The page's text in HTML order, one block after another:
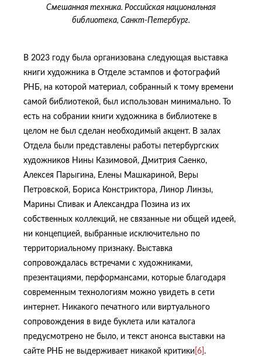
Смешанная техника. Российская национальная
библиотека, Санкт-Петербург.
В 2023 году была организована следующая выставка
книги художника в Отделе эстампов и фотографий
РНБ, на которой материал, собранный к тому времени
самой библиотекой, был использован минимально. То
есть на собрании книги художника в библиотеке в
целом не был сделан необходимый акцент. В залах
Отдела были представлены работы петербургских
художников Нины Казимовой, Дмитрия Саенко,
Алексея Парыгина, Елены Машкариной, Веры
Петровской, Бориса Констриктора, Линор Линзы,
Марины Спивак и Александра Позина из их
собственных коллекций, не связанные ни общей идеей,
ни концепцией, выбранные исключительно по
территориальному признаку. Выставка
сопровождалась встречами с художниками,
презентациями, перформансами, которые благодаря
современным технологиям можно увидеть в сети
интернет. Никакого печатного или виртуального
сопровождения в виде буклета или каталога
предусмотрено не было, и текст анонса выставки на
сайте РНБ не выдерживает никакой критики [6] .